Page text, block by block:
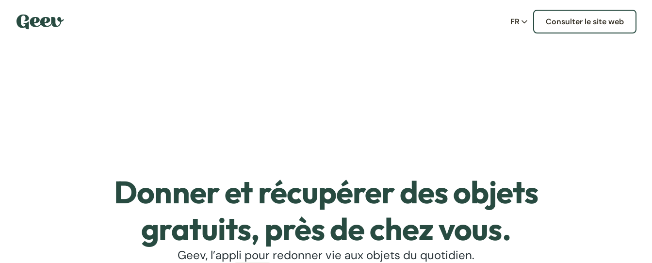
FR Consulter le site web
Donner et récupérer des objets
gratuits, près de chez vous.
Geev, l’appli pour redonner vie aux objets du quotidien.